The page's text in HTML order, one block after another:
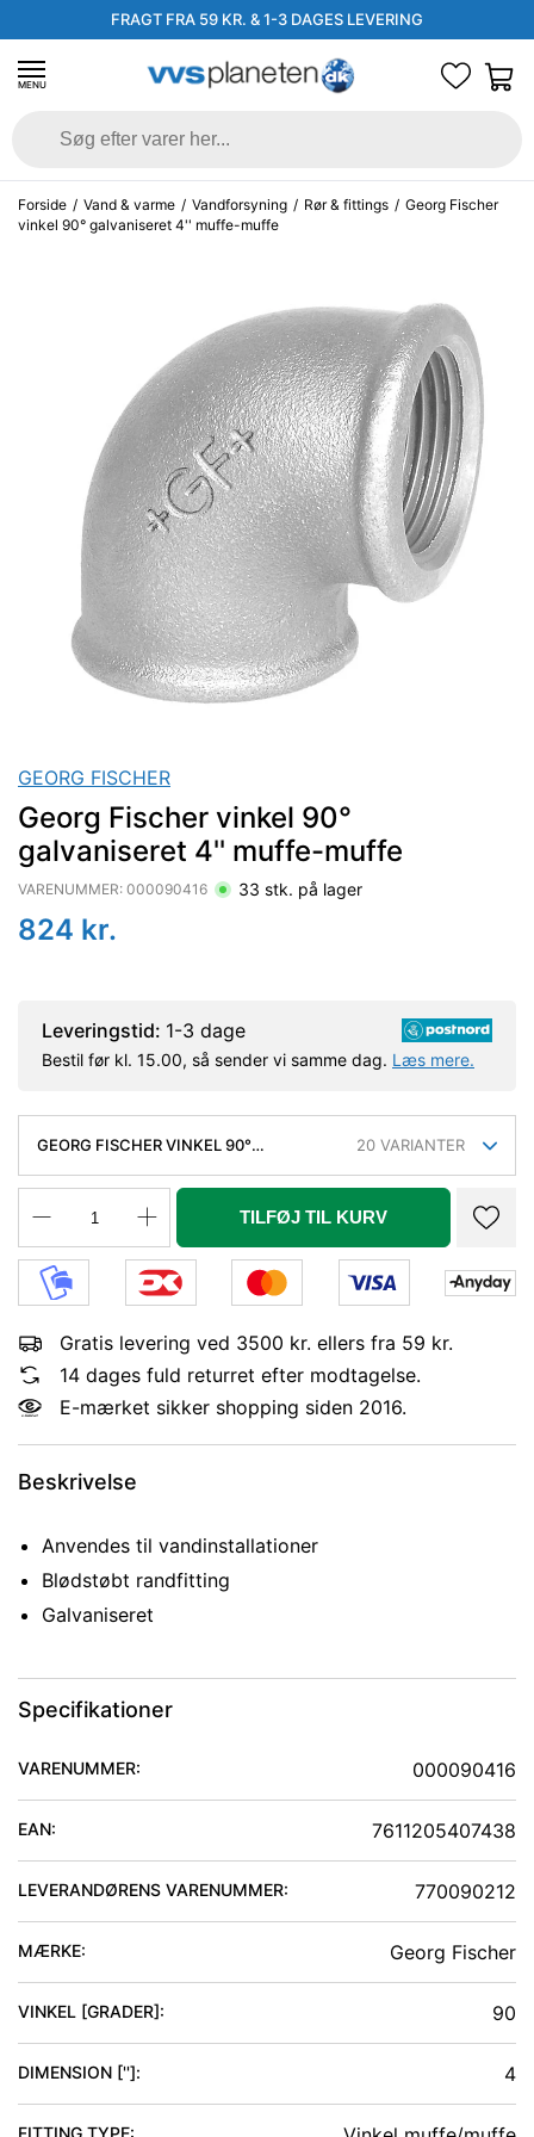
FRAGT FRA 59 KR. & 1-3 DAGES LEVERING
MENU
Forside / Vand & varme / Vandforsyning / Rør & fittings / Georg Fischer
vinkel 90° galvaniseret 4'' muffe-muffe
GEORG FISCHER
Georg Fischer vinkel 90°
galvaniseret 4'' muffe-muffe
VARENUMMER: 000090416 33 stk. på lager
824 kr.
Leveringstid: 1-3 dage
Bestil før kl. 15.00, så sender vi samme dag. Læs mere.
GEORG FISCHER VINKEL 90°
20 VARIANTER
TILFØJ TIL KURV
Gratis levering ved 3500 kr. ellers fra 59 kr.
14 dages fuld returret efter modtagelse.
E-mærket sikker shopping siden 2016.
Beskrivelse
Anvendes til vandinstallationer
Blødstøbt randfitting
Galvaniseret
Specifikationer
VARENUMMER: 000090416
EAN: 7611205407438
LEVERANDØRENS VARENUMMER: 770090212
MÆRKE: Georg Fischer
VINKEL [GRADER]: 90
DIMENSION ['']: 4
FITTING TYPE: